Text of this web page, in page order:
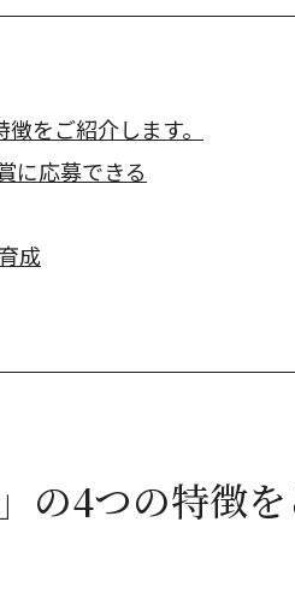
をご紹介します。
に応募できる
成
の4つの特徴